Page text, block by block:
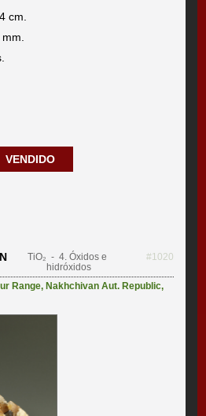
cm.
VENDIDO
TiO₂ - 4. Óxidos e
hidróxidos
#1020
Range,Nakhchivan Aut. Republic,